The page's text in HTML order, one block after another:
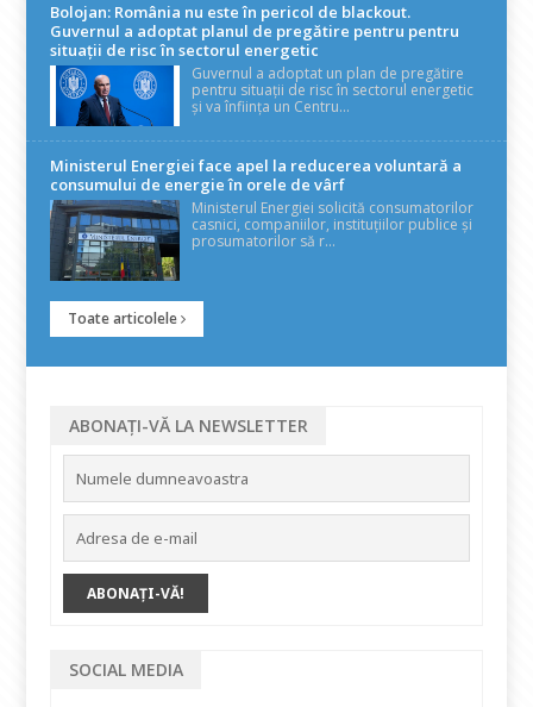
Bolojan: România nu este în pericol de blackout.
Guvernul a adoptat planul de pregătire pentru pentru
situații de risc în sectorul energetic
Guvernul a adoptat un plan de pregătire
pentru situații de risc în sectorul energetic
și va înființa un Centru...
Ministerul Energiei face apel la reducerea voluntară a
consumului de energie în orele de vârf
Ministerul Energiei solicită consumatorilor
casnici, companiilor, instituțiilor publice și
prosumatorilor să r...
Toate articolele
ABONAȚI-VĂ LA NEWSLETTER
SOCIAL MEDIA